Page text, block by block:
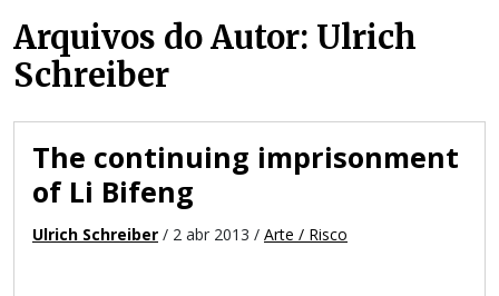
Arquivos do Autor: Ulrich
Schreiber
The continuing imprisonment
of Li Bifeng
Ulrich Schreiber / 2 abr 2013 / Arte / Risco